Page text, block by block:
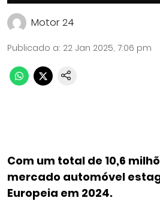
Motor 24
Publicado a: 22 Jan 2025, 7:06 pm
Com um total de 10,6
mercado automóvel
Europeia em 2024.